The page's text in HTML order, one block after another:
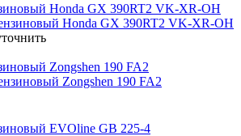
Honda GX 390RT2 VK-XR-OH
Zongshen 190 FA2
EVOline GB 225-4